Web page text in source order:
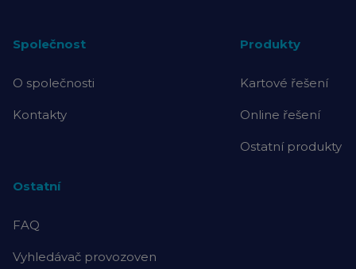
Společnost
O společnosti
Kontakty
Produkty
Kartové řešení
Online řešení
Ostatní produkty
Ostatní
FAQ
Vyhledávač provozoven